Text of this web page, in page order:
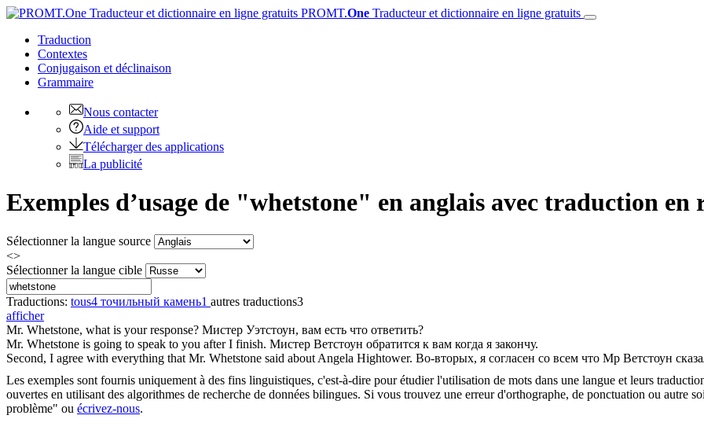
PROMT.One Traducteur et dictionnaire en ligne gratuits
Traduction
Contextes
Conjugaison et déclinaison
Grammaire
Nous contacter
Aide et support
Télécharger des applications
La publicité
Exemples d’usage de "whetstone" en anglais avec traduction en
Sélectionner la langue source
<>
Sélectionner la langue cible
Traductions: tous4 точильный камень1 autres traductions3
afficher
Mr. Whetstone, what is your response? Мистер Уэтстоун, вам есть что ответить?
Mr. Whetstone is going to speak to you after I finish. Мистер Ветстоун обратится к вам когда я закончу.
Second, I agree with everything that Mr. Whetstone said about Angela Hightower. Во-вторых, я согласен со всем что Мр Ветстоун
Les exemples sont fournis uniquement à des fins linguistiques, c'est-à-dire pour étudier l'utilisation de mots dans une langue et leurs
ouvertes en utilisant des algorithmes de recherche de données bilingues. Si vous trouvez une erreur d'orthographe, de ponctuation ou
problème" ou écrivez-nous.